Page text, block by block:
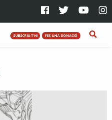
SUBSCRIU-T'HI FES UNA DONACIÓ